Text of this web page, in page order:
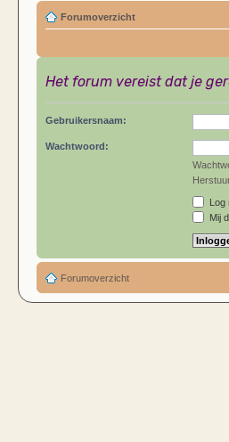
Forumoverzicht
Het forum vereist dat je
Gebruikersnaam:
Wachtwoord:
Log
Mij
Forumoverzicht